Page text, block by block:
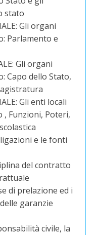
stato
Gli organi
Parlamento e
Gli organi
Capo dello Stato,
Gli enti locali
Funzioni, Poteri,
e le fonti
del contratto
di prelazione ed i
garanzie
civile, la